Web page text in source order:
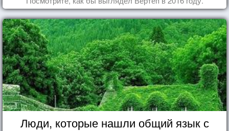
Люди, которые нашли общий язык с